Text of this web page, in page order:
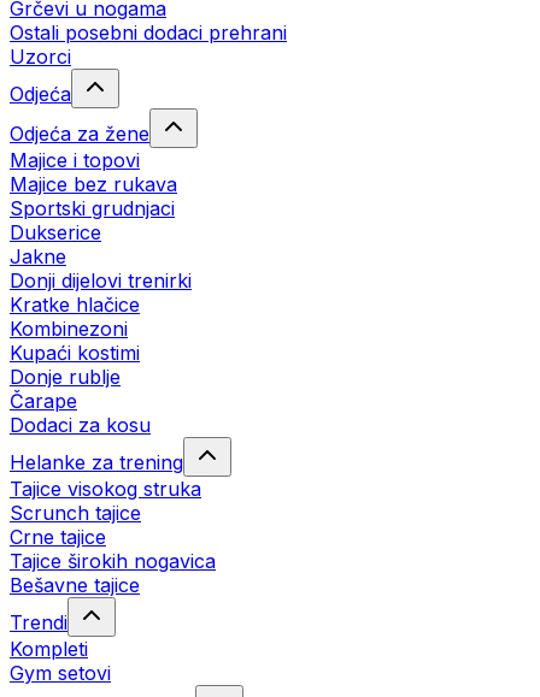
Grčevi u nogama
Ostali posebni dodaci prehrani
Uzorci
Odjeća
Odjeća za žene
Majice i topovi
Majice bez rukava
Sportski grudnjaci
Dukserice
Jakne
Donji dijelovi trenirki
Kratke hlačice
Kombinezoni
Kupaći kostimi
Donje rublje
Čarape
Dodaci za kosu
Helanke za trening
Tajice visokog struka
Scrunch tajice
Crne tajice
Tajice širokih nogavica
Bešavne tajice
Trendi
Kompleti
Gym setovi